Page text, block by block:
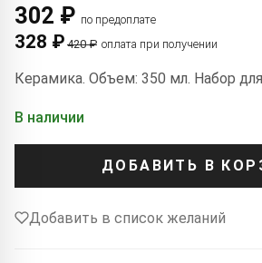
302 ₽ по предоплате
328 ₽ 420 ₽ оплата при получении
Керамика. Объем: 350 мл. Набор
В наличии
ДОБАВИТЬ В
Добавить в список желаний